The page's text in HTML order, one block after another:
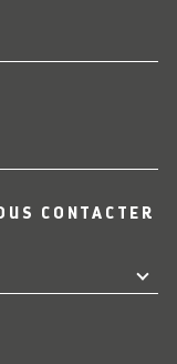
CONTACTER